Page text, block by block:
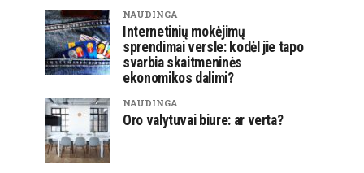
NAUDINGA
Internetinių mokėjimų
sprendimai versle: kodėl jie tapo
svarbia skaitmeninės
ekonomikos dalimi?
NAUDINGA
Oro valytuvai biure: ar verta?